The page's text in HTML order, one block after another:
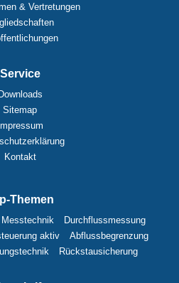
& Vertretungen
Service
Sitemap
Kontakt
Themen
Messtechnik
Durchflussmessung
aktiv
Abflussbegrenzung
Rückstausicherung